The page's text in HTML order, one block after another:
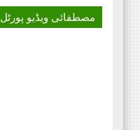
مصطفائی ویڈیو پورٹل